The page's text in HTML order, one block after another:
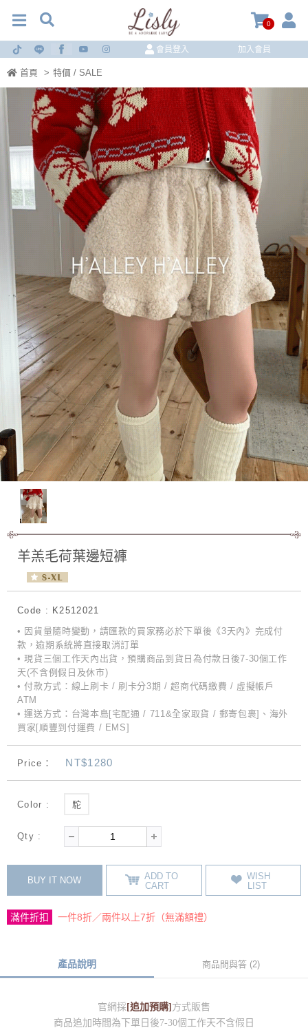
0
會員登入 加入會員
首頁 > 特價 / SALE
羊羔毛荷葉邊短褲
Code : K2512021
• 因貨量隨時變動，請匯款的買家務必於下單後《3天內》完成付
款，逾期系統將直接取消訂單
• 現貨三個工作天內出貨，預購商品到貨日為付款日後7-30個工作
天(不含例假日及休市)
• 付款方式：線上刷卡 / 刷卡分3期 / 超商代碼繳費 / 虛擬帳戶
ATM
• 運送方式：台灣本島[宅配通 / 711&全家取貨 / 郵寄包裹]、海外
買家[順豐到付運費 / EMS]
Price： NT$1280
Color : 駝
Qty :
BUY IT NOW
ADD TO
CART
WISH
LIST
滿件折扣 一件8折／兩件以上7折（無滿額禮）
產品說明 商品問與答 (2)
官網採 [追加預購] 方式販售
商品追加時間為下單日後7-30個工作天不含假日